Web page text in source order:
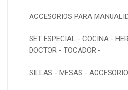
ACCESORIOS PARA
SET ESPECIAL - COCINA -
DOCTOR - TOCADOR -
SILLAS - MESAS -